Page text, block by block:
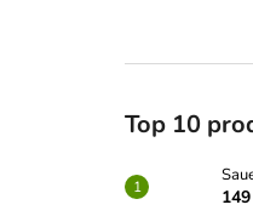
Top 10